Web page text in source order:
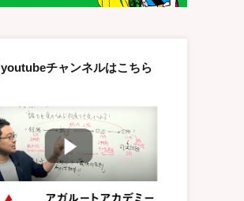
youtubeチャンネルはこちら